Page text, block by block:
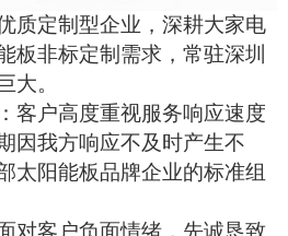
质定制型企业，深耕大家电
板非标定制需求，常驻深圳
大。
客户高度重视服务响应速度
因我方响应不及时产生不
太阳能板品牌企业的标准组
对客户负面情绪，先诚恳致